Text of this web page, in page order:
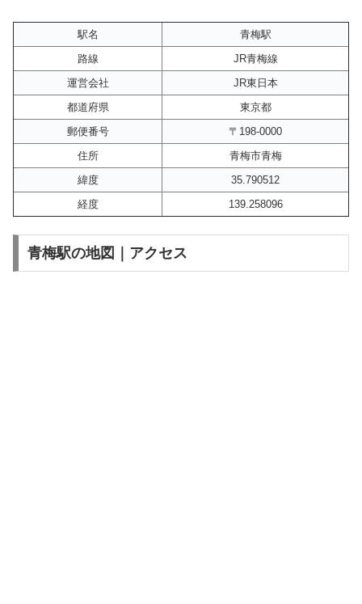
駅名
青梅駅
路線
JR青梅線
運営会社
JR東日本
都道府県
東京都
郵便番号
〒198-0000
住所
青梅市青梅
緯度
35.790512
経度
139.258096
青梅駅の地図｜アクセス